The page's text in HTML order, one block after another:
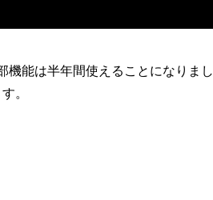
機能は半年間使えることになりまし
。